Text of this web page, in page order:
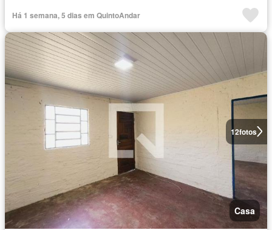
Há 1 semana, 5 dias em QuintoAndar
12fotos
Casa